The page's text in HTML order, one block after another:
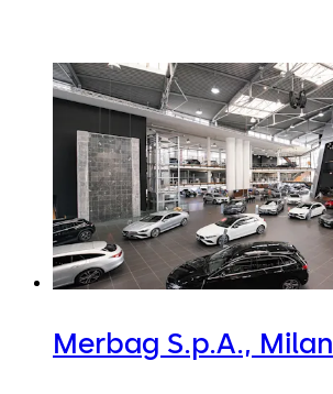
Merbag S.p.A., Milan